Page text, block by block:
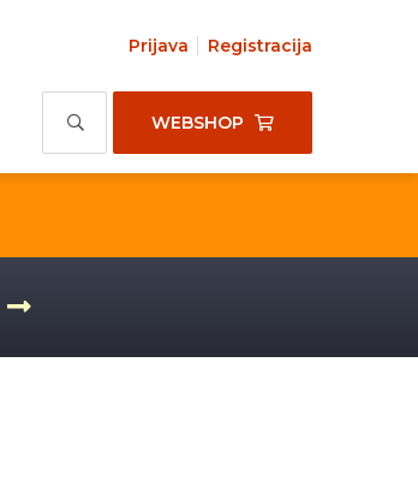
Prijava Registracija
WEBSHOP